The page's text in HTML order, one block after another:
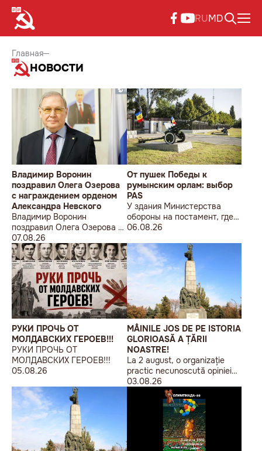
RUMD
Главная
НОВОСТИ
Владимир Воронин
поздравил Олега Озерова
с награждением орденом
Александра Невского
Владимир Воронин
поздравил Олега Озерова с
награждением орденом
Александра Невского
07.08.26
От пушек Победы к
румынским орлам: выбор
PAS
У здания Министерства
обороны на постамент, где
прежде стояла знаменитая
мужчина возложил букет
цветов.
06.08.26
РУКИ ПРОЧЬ ОТ
МОЛДАВСКИХ ГЕРОЕВ!!!
РУКИ ПРОЧЬ ОТ
МОЛДАВСКИХ ГЕРОЕВ!!!
05.08.26
MÂINILE JOS DE PE ISTORIA
GLORIOASĂ A ȚĂRII
NOASTRE!
La 2 august, o organizație
practic necunoscută opiniei
publice, autointitulată „Liga
Studenților Basarabeni”, a
organizat la Chișinău o
acțiune de protest modestă,
sub sloganul „În Uniunea
Europeană fără monumente
sovietice”.
03.08.26